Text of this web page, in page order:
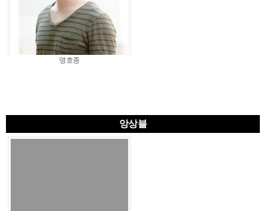
명호종
앙상블